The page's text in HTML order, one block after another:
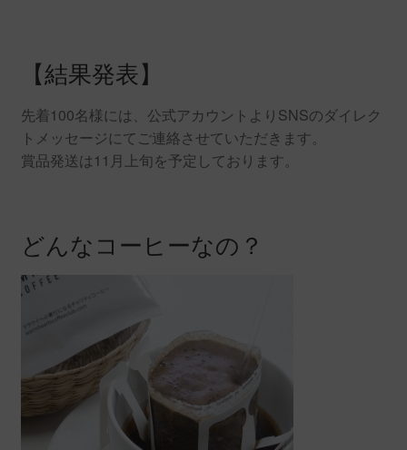
【結果発表】
先着100名様には、公式アカウントよりSNSのダイレク
トメッセージにてご連絡させていただきます。
賞品発送は11月上旬を予定しております。
どんなコーヒーなの？